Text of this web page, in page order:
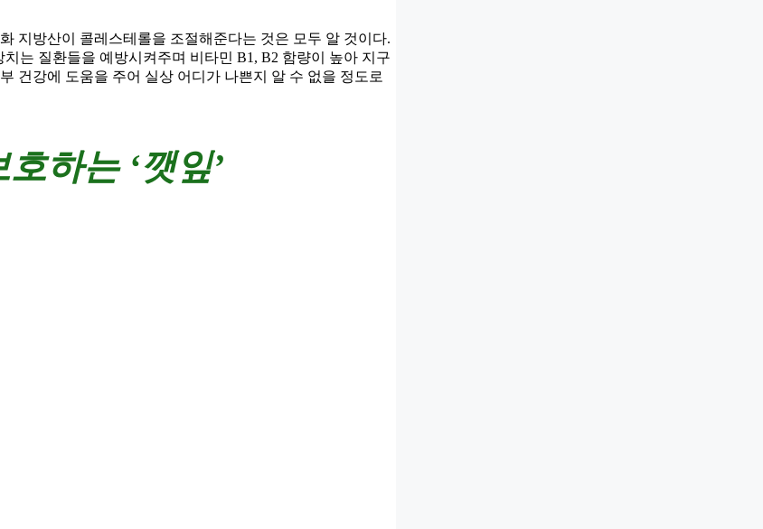
지방산이 콜레스테롤을 조절해준다는 것은 모두 알 것이다.
는 질환들을 예방시켜주며 비타민 B1, B2 함량이 높아 지구
건강에 도움을 주어 실상 어디가 나쁜지 알 수 없을 정도로
하는 ‘깻잎’